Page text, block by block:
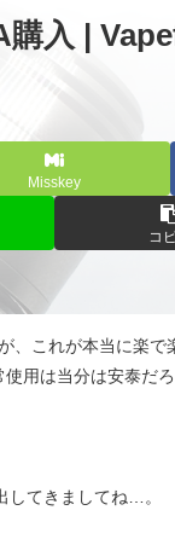
入 |
Misskey
コ
、これが本当に楽で
用は当分は安泰だ
してきましてね…。